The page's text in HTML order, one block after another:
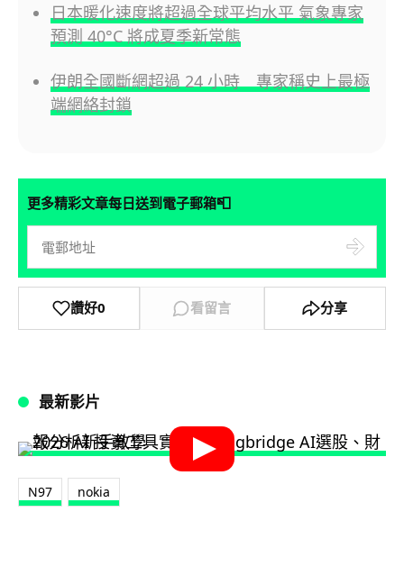
日本暖化速度將超過全球平均水平 氣象專家
預測 40°C 將成夏季新常態
伊朗全國斷網超過 24 小時 專家稱史上最極
端網絡封鎖
更多精彩文章每日送到電子郵箱📮
讚好0 看留言 分享
最新影片
N97 nokia